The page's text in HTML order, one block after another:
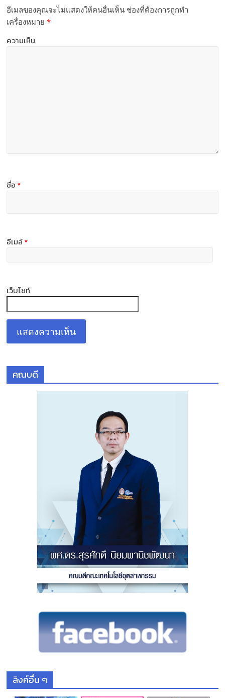
อีเมลของคุณจะไม่แสดงให้คนอื่นเห็น ช่องที่ต้องการถูกทำ
เครื่องหมาย*
ความเห็น
ชื่อ *
อีเมล์*
เว็บไซท์
คณบดี
ลิงค์อื่น ๆ